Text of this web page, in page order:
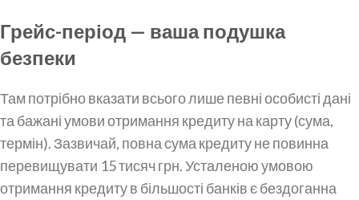
Грейс-період — ваша подушка
безпеки
Там потрібно вказати всього лише певні особисті дані
та бажані умови отримання кредиту на карту (сума,
термін). Зазвичай, повна сума кредиту не повинна
перевищувати 15 тисяч грн. Усталеною умовою
отримання кредиту в більшості банків є бездоганна